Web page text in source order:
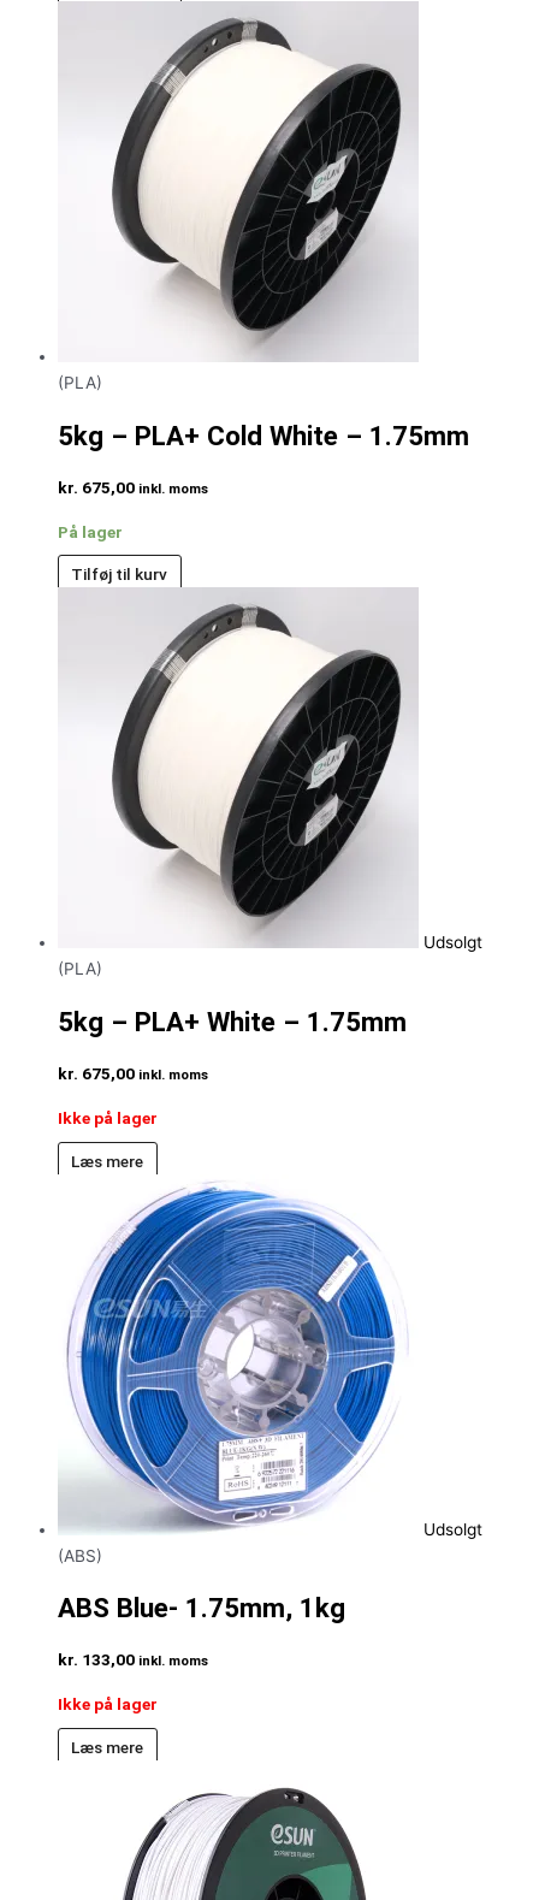
(PLA)
5kg – PLA+ Cold White – 1.75mm
kr. 675,00 inkl. moms
På lager
Tilføj til kurv
Udsolgt
(PLA)
5kg – PLA+ White – 1.75mm
kr. 675,00 inkl. moms
Ikke på lager
Læs mere
Udsolgt
(ABS)
ABS Blue- 1.75mm, 1kg
kr. 133,00 inkl. moms
Ikke på lager
Læs mere